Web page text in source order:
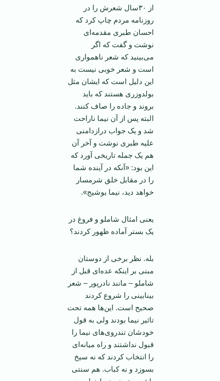
از ۳۰‌سال شعرش را در
روزنامه مردم چاپ کرد که
احسان طبری مقدمه‌ای
نوشت و گفت که اگر
می‌بینید که شعر ناهمواری
است و شعر خوبی نیست به
این دلیل است که ایشان مثل
بولدوزری هستند که باید
بروند و جاده را صاف کنند.
البته پس از آن نیما ناراحت
شد و یک جواب درازدامنی
علیه طبری نوشت و آخر آن
هم یک جمله تاریخی آورد که
این بود: «آنکه در آینده شما
را در مقابل خلق شرمسار
خواهد دید، نیما یوشیج».
یعنی امثال شاملو و فروغ در
یک بستر آماده ظهور کردند؟
بله. نظر برخی از دوستان
مبنی بر اینکه عده‌ای قبل از
شاملو – مانند نادرپور – شعر
بینابینی را شروع کردند
صحیح است. این‌ها همه تحت
تاثیر نیما بودند ولی به قول
خودشان تندروی‌های نیما را
قبول نداشتند و راه میانه‌ای
را انتخاب کردند که نه سیخ
بسوزد و نه کباب. هم سنتی